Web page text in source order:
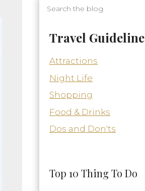
Travel Guideline
Attractions
Night Life
Shopping
Food & Drinks
Dos and Don'ts
Top 10 Thing To Do